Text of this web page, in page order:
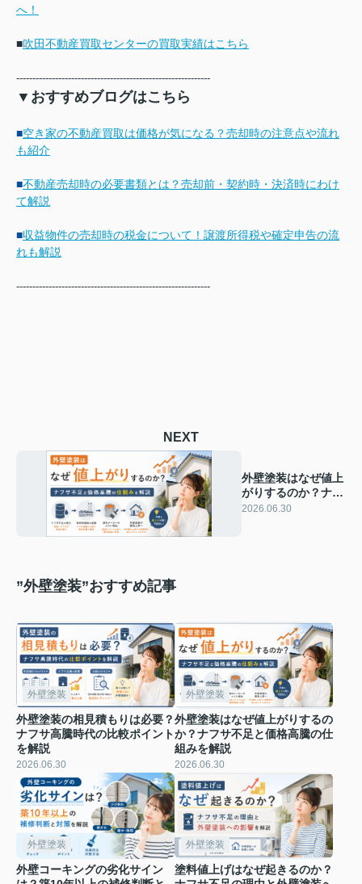
へ！
■吹田不動産買取センターの買取実績はこちら
------------------------------------------------------------
▼おすすめブログはこちら
■空き家の不動産買取は価格が気になる？売却時の注意点や流れ
も紹介
■不動産売却時の必要書類とは？売却前・契約時・決済時にわけ
て解説
■収益物件の売却時の税金について！譲渡所得税や確定申告の流
れも解説
------------------------------------------------------------
NEXT
外壁塗装はなぜ値上
がりするのか？ナフ
サ不足と価格高騰の
2026.06.30
”外壁塗装”おすすめ記事
外壁塗装
外壁塗装の相見積もりは必要？
ナフサ高騰時代の比較ポイント
を解説
2026.06.30
外壁塗装
外壁塗装はなぜ値上がりするの
か？ナフサ不足と価格高騰の仕
組みを解説
2026.06.30
外壁塗装
外壁コーキングの劣化サイン
外壁塗装
塗料値上げはなぜ起きるのか？